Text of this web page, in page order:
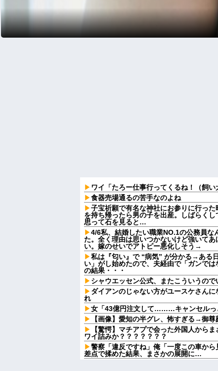
ワイ「たろー仕事行ってくるね！（飼
食器売場通るの苦手なのよね
子宝祈願で有名な神社にお参りに行っ
を持ち帰ったら男の子を出産。しばらく
思って石を見ると…
4/6私、結婚したい職業NO.1の公務員な
た。全く理由は思いつかないけど強いて
い。嫁のせいでアトピー悪化しそう→
私は『匂い』で “病気” が分かる→ある
い」がし始めたので、夫経由で「ガンで
の結果・・・
シャウエッセン公式、またこういうので
ダイアンのじゃない方がユースケさん
れ
女「43億円注文して………キャンセルっ
【画像】愛知の半グレ、怖すぎる→御
【驚愕】マチアプで会った外国人から
ワイ詰みか？？？？？？？
警察「違反ですね」俺「一度この車か
差点で揉めた結果、まさかの展開に…